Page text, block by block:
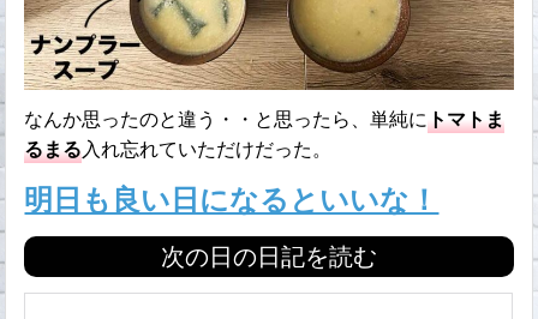
なんか思ったのと違う・・と思ったら、単純にトマトま
るまる入れ忘れていただけだった。
明日も良い日になるといいな！
次の日の日記を読む